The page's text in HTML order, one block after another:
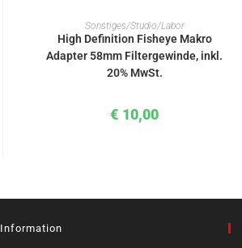
IN DEN WARENKORB
Sonstiges/Studio/Labor
High Definition Fisheye Makro
Adapter 58mm Filtergewinde, inkl.
20% MwSt.
€ 10,00
Information